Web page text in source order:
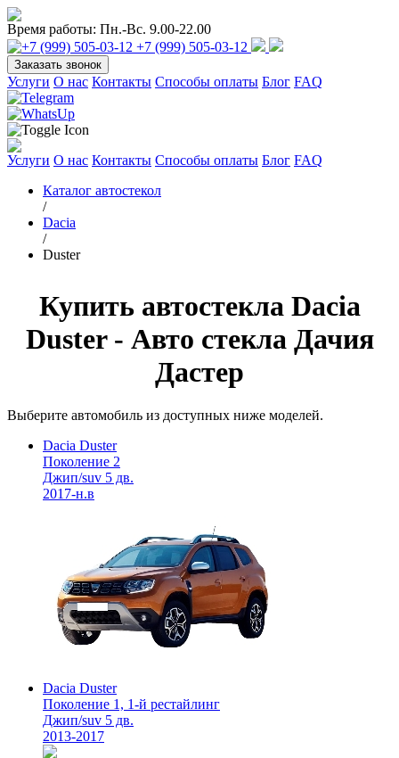
Время работы: Пн.-Вс. 9.00-22.00
+7 (999) 505-03-12
Заказать звонок
Услуги О нас Контакты Способы оплаты Блог FAQ
Услуги О нас Контакты Способы оплаты Блог FAQ
Каталог автостекол
/
Dacia
/
Duster
Купить автостекла Dacia
Duster - Авто стекла Дачия
Дастер
Выберите автомобиль из доступных ниже моделей.
Dacia Duster
Поколение 2
Джип/suv 5 дв.
2017-н.в
Dacia Duster
Поколение 1, 1-й рестайлинг
Джип/suv 5 дв.
2013-2017